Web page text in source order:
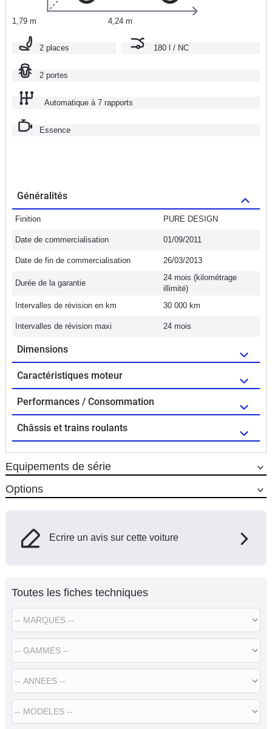
1,79 m 4,24 m
2 places 180 l / NC
2 portes
Automatique à 7 rapports
Essence
Généralités
Finition PURE DESIGN
Date de commercialisation 01/09/2011
Date de fin de commercialisation 26/03/2013
Durée de la garantie
24 mois (kilométrage
illimité)
Intervalles de révision en km
30 000 km
Intervalles de révision maxi 24 mois
Dimensions
Caractéristiques moteur
Performances / Consommation
Châssis et trains roulants
Equipements de série
Options
Ecrire un avis sur cette voiture
Toutes les fiches techniques